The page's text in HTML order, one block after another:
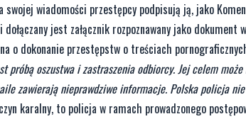
wiadomości przestępcy podpisują ją, jako
dołączany jest załącznik rozpoznawany jako
o dokonanie przestępstw o treściach
próbą oszustwa i zastraszenia odbiorcy. Jej celem
zawierają nieprawdziwe informacje. Polska policja
karalny, to policja w ramach prowadzonego